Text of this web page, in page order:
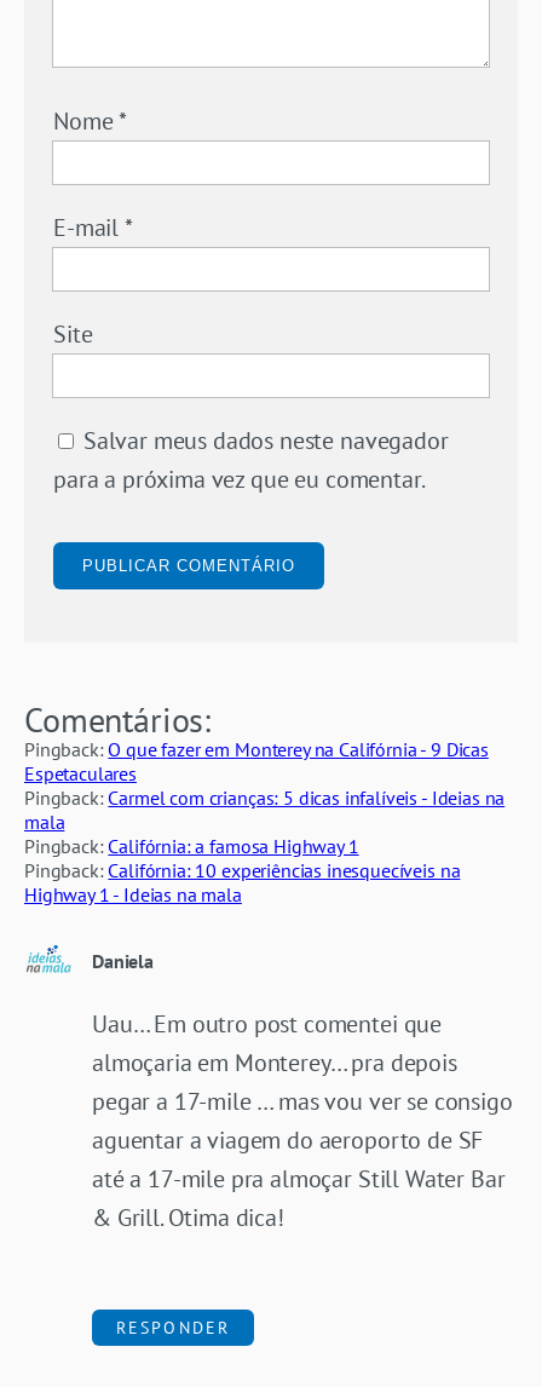
Nome*
E-mail*
Site
Salvar meus dados neste navegador
para a próxima vez que eu comentar.
Comentários:
Pingback:O que fazer em Monterey na Califórnia - 9 Dicas
Espetaculares
Pingback: Carmel com crianças: 5 dicas infalíveis - Ideias na
mala
Pingback: Califórnia: a famosa Highway 1
Pingback: Califórnia: 10 experiências inesquecíveis na
Highway 1 - Ideias na mala
Daniela
Uau… Em outro post comentei que
almoçaria em Monterey… pra depois
pegar a 17-mile … mas vou ver se consigo
aguentar a viagem do aeroporto de SF
até a 17-mile pra almoçar Still Water Bar
& Grill. Otima dica!
RESPONDER